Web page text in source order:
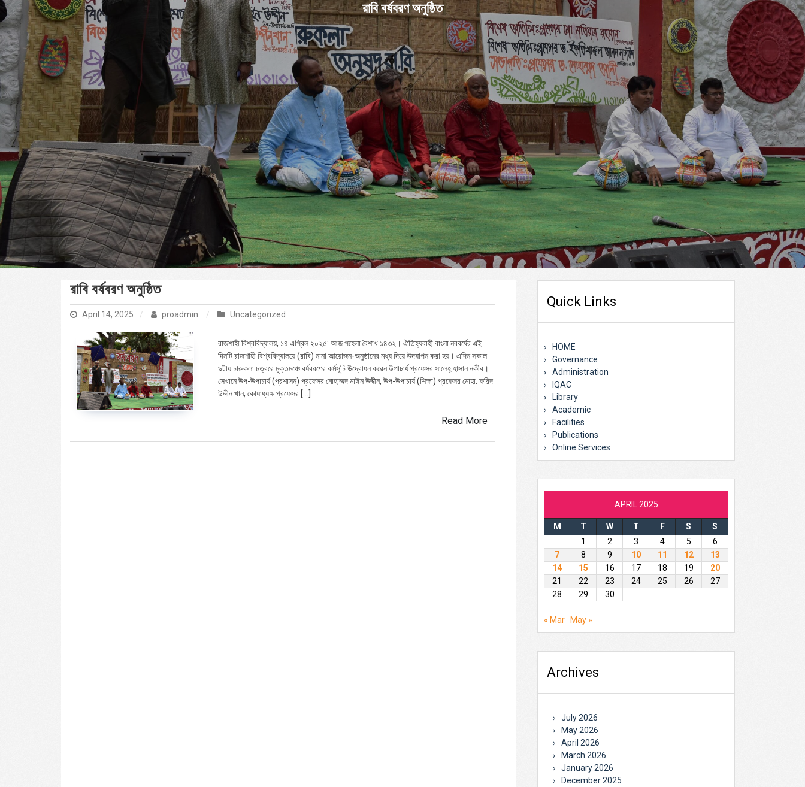
রাবি বর্ষবরণ অনুষ্ঠিত
রাবি বর্ষবরণ অনুষ্ঠিত
April 14, 2025 proadmin Uncategorized
রাজশাহী বিশ্ববিদ্যালয়, ১৪ এপ্রিল ২০২৫: আজ পহেলা বৈশাখ ১৪৩২। ঐতিহ্যবাহী বাংলা নববর্ষের এই
দিনটি রাজশাহী বিশ্ববিদ্যালয়ে (রাবি) নানা আয়োজন-অনুষ্ঠানের মধ্য দিয়ে উদযাপন করা হয়। এদিন সকাল
৯টায় চারুকলা চত্বরে মুক্তমঞ্চে বর্ষবরণের কর্মসূচি উদ্বোধন করেন উপাচার্য প্রফেসর সালেহ্ হাসান নকীব।
সেখানে উপ-উপাচার্য (প্রশাসন) প্রফেসর মোহাম্মদ মাঈন উদ্দীন, উপ-উপাচার্য (শিক্ষা) প্রফেসর মোহা. ফরিদ
উদ্দীন খান, কোষাধ্যক্ষ প্রফেসর […]
Read More
Quick Links
HOME
Governance
Administration
IQAC
Library
Academic
Facilities
Publications
Online Services
APRIL 2025
M T W T F S
S
1
2 3 4 5
6
7
8 9 10 11 12
13
14
15 16 17 18 19
20
21
22 23 24 25 26
27
28
29 30
« Mar May »
Archives
July 2026
May 2026
April 2026
March 2026
January 2026
December 2025